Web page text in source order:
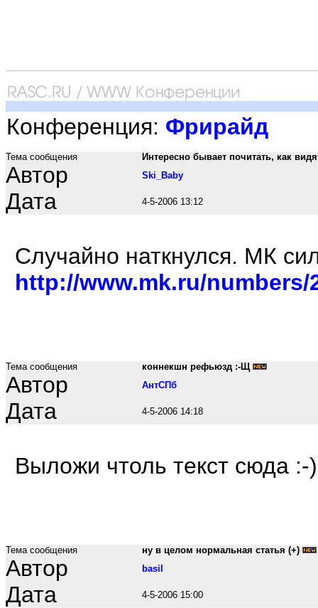
Конференция: Фрирайд
Тема сообщения Интересно бывает почитать, как
Автор Ski_Baby
Дата 4-5-2006 13:12
Случайно наткнулся. МК
http://www.mk.ru/numbers/
Тема сообщения коннекшн рефьюзд :-Щ
Автор АнтСПб
Дата 4-5-2006 14:18
Выложи чтоль текст сюда :-)
Тема сообщения ну в целом нормальная статья (+)
Автор basil
Дата 4-5-2006 15:00